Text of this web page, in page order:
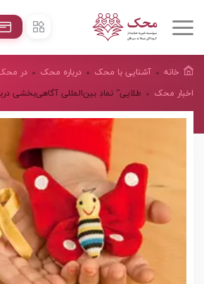
خانه آشنایی با محک درباره محک
در
اخبار محک
طلایی” نمادِ بین‌المللی آگاهی‌بخشی